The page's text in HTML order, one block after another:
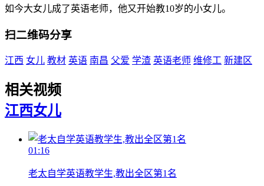
如今大女儿成了英语老师，他又开始教10岁的小女儿。
扫二维码分享
江西 女儿 教材 英语 南昌 父爱 学渣 英语老师 维修工 新建区
相关视频
江西女儿
01:16
老太自学英语教学生,教出全区第1名